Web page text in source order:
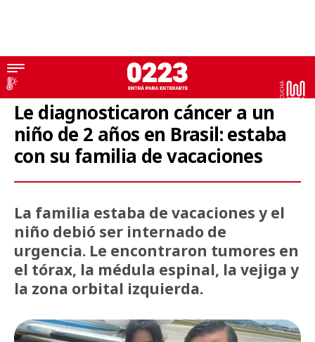
Argentinos en el exterior
Le diagnosticaron cáncer a un
niño de 2 años en Brasil: estaba
con su familia de vacaciones
La familia estaba de vacaciones y el
niño debió ser internado de
urgencia. Le encontraron tumores en
el tórax, la médula espinal, la vejiga y
la zona orbital izquierda.